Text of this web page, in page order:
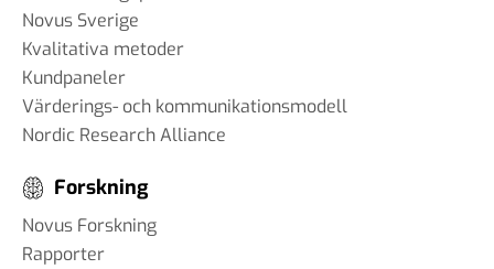
Novus Sverige
Kvalitativa metoder
Kundpaneler
Värderings- och kommunikationsmodell
Nordic Research Alliance
Forskning
Novus Forskning
Rapporter